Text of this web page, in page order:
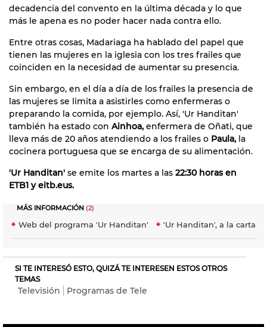
decadencia del convento en la última década y lo que
más le apena es no poder hacer nada contra ello.
Entre otras cosas, Madariaga ha hablado del papel que
tienen las mujeres en la iglesia con los tres frailes que
coinciden en la necesidad de aumentar su presencia.
Sin embargo, en el día a día de los frailes la presencia de
las mujeres se limita a asistirles como enfermeras o
preparando la comida, por ejemplo. Así, 'Ur Handitan'
también ha estado con Ainhoa, enfermera de Oñati, que
lleva más de 20 años atendiendo a los frailes o Paula, la
cocinera portuguesa que se encarga de su alimentación.
'Ur Handitan' se emite los martes a las 22:30 horas en
ETB1 y eitb.eus.
MÁS INFORMACIÓN (2)
Web del programa 'Ur Handitan' 'Ur Handitan', a la carta
SI TE INTERESÓ ESTO, QUIZÁ TE INTERESEN ESTOS OTROS
TEMAS
Televisión Programas de Tele